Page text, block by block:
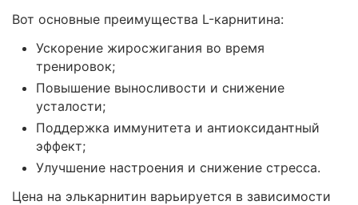
Вот основные преимущества L-карнитина:
Ускорение жиросжигания во время
тренировок;
Повышение выносливости и снижение
усталости;
Поддержка иммунитета и антиоксидантный
эффект;
Улучшение настроения и снижение стресса.
Цена на элькарнитин варьируется в зависимости